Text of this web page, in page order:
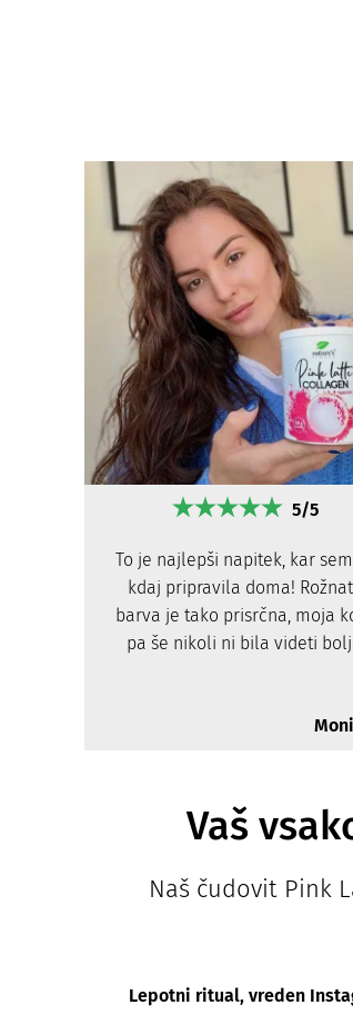
5/5
To je najlepši napitek, kar
kdaj pripravila doma!
barva je tako prisrčna, moja
pa še nikoli ni bila videti
Vaš
Naš čudovit Pink
Lepotni ritual, vreden